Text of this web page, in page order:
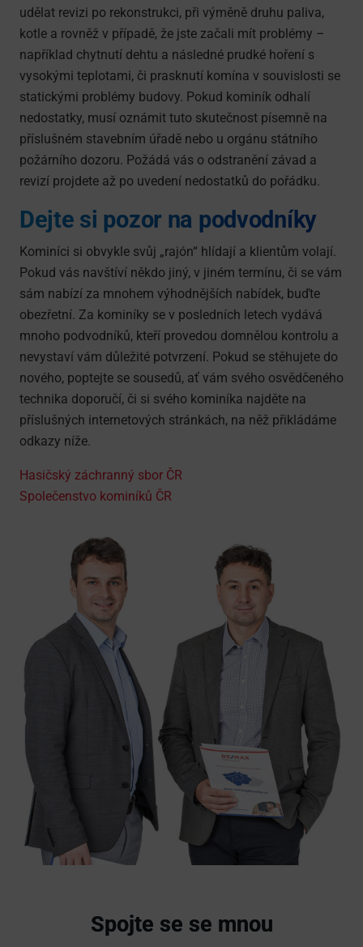
udělat revizi po rekonstrukci, při výměně druhu paliva,
kotle a rovněž v případě, že jste začali mít problémy –
například chytnutí dehtu a následné prudké hoření s
vysokými teplotami, či prasknutí komína v souvislosti se
statickými problémy budovy. Pokud kominík odhalí
nedostatky, musí oznámit tuto skutečnost písemně na
příslušném stavebním úřadě nebo u orgánu státního
požárního dozoru. Požádá vás o odstranění závad a
revizí projdete až po uvedení nedostatků do pořádku.
Dejte si pozor na podvodníky
Kominíci si obvykle svůj „rajón“ hlídají a klientům volají.
Pokud vás navštíví někdo jiný, v jiném termínu, či se vám
sám nabízí za mnohem výhodnějších nabídek, buďte
obezřetní. Za kominíky se v posledních letech vydává
mnoho podvodníků, kteří provedou domnělou kontrolu a
nevystaví vám důležité potvrzení. Pokud se stěhujete do
nového, poptejte se sousedů, ať vám svého osvědčeného
technika doporučí, či si svého kominíka najděte na
příslušných internetových stránkách, na něž přikládáme
odkazy níže.
Hasičský záchranný sbor ČR
Společenstvo kominíků ČR
Spojte se se mnou